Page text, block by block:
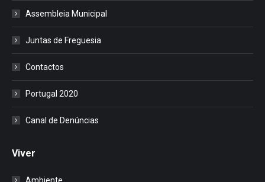
Assembleia Municipal
Juntas de Freguesia
Contactos
Portugal 2020
Canal de Denúncias
Viver